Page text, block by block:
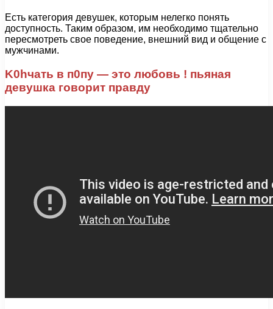
Есть категория девушек, которым нелегко понять
доступность. Таким образом, им необходимо тщательно
пересмотреть свое поведение, внешний вид и общение с
мужчинами.
K0hчать в п0пу — это любовь ! пьяная
девушка говорит правду